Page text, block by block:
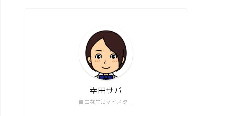
自由な生活マイスター
幸田サバ